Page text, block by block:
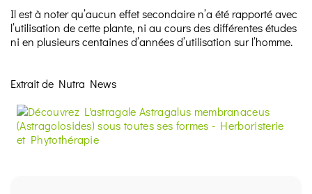
Il est à noter qu’aucun effet secondaire n’a été rapporté avec
l’utilisation de cette plante, ni au cours des différentes études
ni en plusieurs centaines d’années d’utilisation sur l’homme.
Extrait de Nutra News